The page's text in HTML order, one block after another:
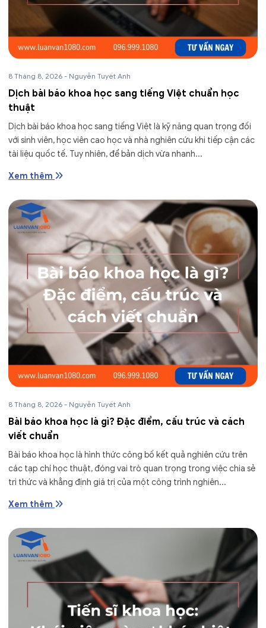
8 Tháng 8, 2026 - Nguyễn Tuyết Anh
Dịch bài báo khoa học sang tiếng Việt chuẩn học
thuật
Dịch bài báo khoa học sang tiếng Việt là kỹ năng quan trọng đối
với sinh viên, học viên cao học và nhà nghiên cứu khi tiếp cận các
tài liệu quốc tế. Tuy nhiên, để bản dịch vừa nhanh...
Xem thêm
8 Tháng 8, 2026 - Nguyễn Tuyết Anh
Bài báo khoa học là gì? Đặc điểm, cấu trúc và cách
viết chuẩn
Bài báo khoa học là hình thức công bố kết quả nghiên cứu trên
các tạp chí học thuật, đóng vai trò quan trọng trong việc chia sẻ
tri thức và khẳng định giá trị của một công trình nghiên...
Xem thêm